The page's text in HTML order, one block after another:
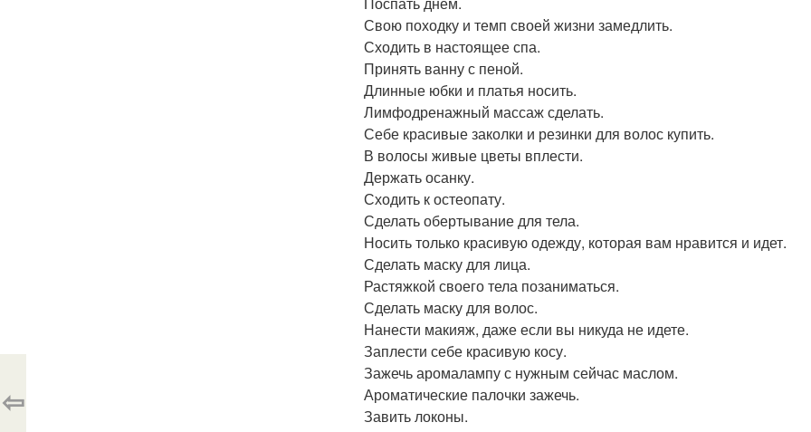
Свою походку и темп своей жизни замедлить.
Сходить в настоящее спа.
Принять ванну с пеной.
Длинные юбки и платья носить.
Лимфодренажный массаж сделать.
Себе красивые заколки и резинки для волос купить.
В волосы живые цветы вплести.
Держать осанку.
Сходить к остеопату.
Сделать обертывание для тела.
Носить только красивую одежду, которая вам нравится и идет.
Сделать маску для лица.
Растяжкой своего тела позаниматься.
Сделать маску для волос.
Нанести макияж, даже если вы никуда не идете.
Заплести себе красивую косу.
Зажечь аромалампу с нужным сейчас маслом.
Ароматические палочки зажечь.
Завить локоны.
⇦